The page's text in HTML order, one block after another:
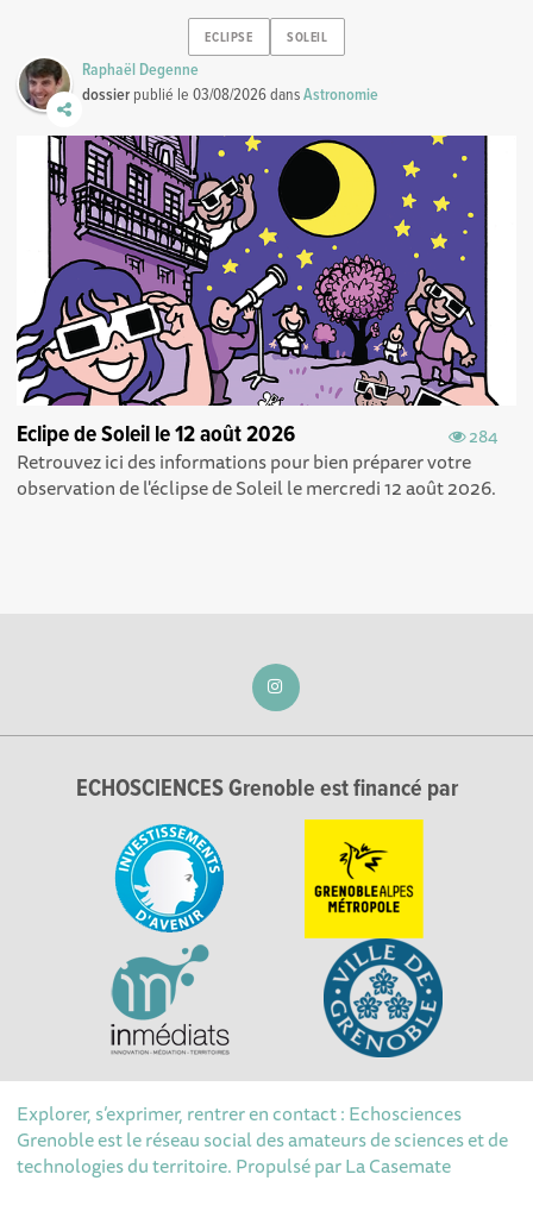
ECLIPSE SOLEIL
Raphaël Degenne
dossier publié le03/08/2026dansAstronomie
284
Eclipe de Soleil le 12 août 2026
Retrouvez ici des informations pour bien préparer votre
observation de l'éclipse de Soleil le mercredi 12 août 2026.
ECHOSCIENCES Grenoble est financé par
Explorer, s’exprimer, rentrer en contact : Echosciences
Grenoble est le réseau social des amateurs de sciences et de
technologies du territoire. Propulsé parLa Casemate